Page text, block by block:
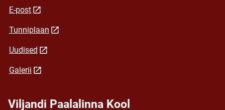
E-post
Tunniplaan
Uudised
Galerii
Viljandi Paalalinna Kool